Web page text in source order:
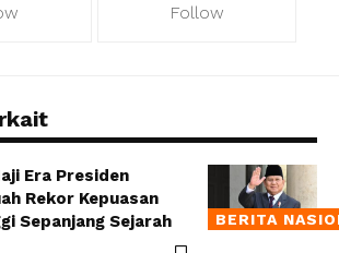
Follow
BERITA
Era Presiden
Rekor Kepuasan
Sepanjang Sejarah